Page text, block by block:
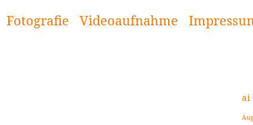
Fotografie Videoaufnahme
ai